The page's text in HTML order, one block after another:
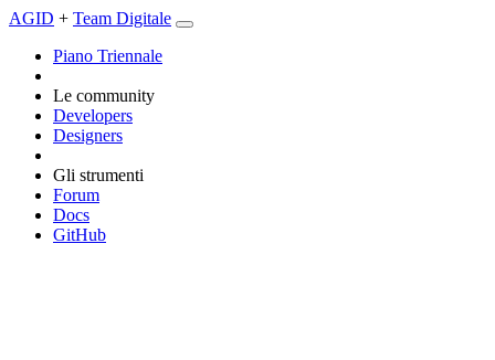
AGID + Team Digitale
Piano Triennale
Le community
Developers
Designers
Gli strumenti
Forum
Docs
GitHub